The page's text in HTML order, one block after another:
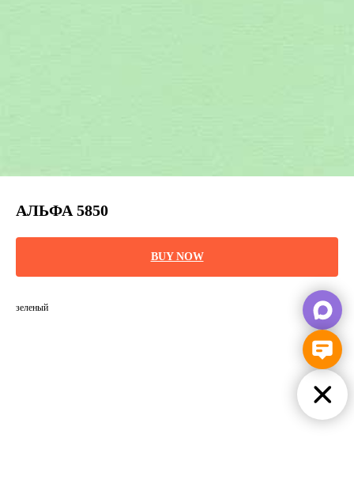
АЛЬФА 5850
BUY NOW
зеленый